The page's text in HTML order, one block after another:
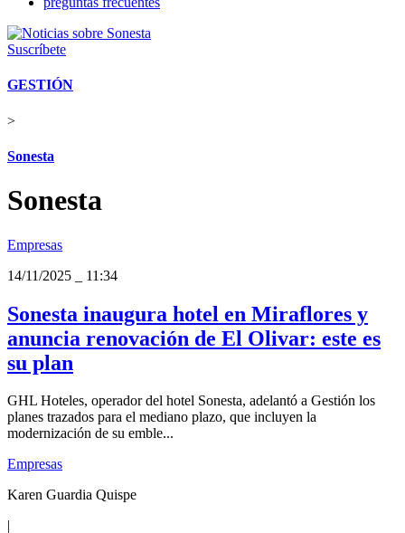
Suscríbete
GESTIÓN
>
Sonesta
Sonesta
Empresas
14/11/2025
11:34
Sonesta inaugura hotel en Miraflores y
anuncia renovación de El Olivar: este es
su plan
GHL Hoteles, operador del hotel Sonesta, adelantó a Gestión los
planes trazados para el mediano plazo, que incluyen la
modernización de su emble...
Empresas
Karen Guardia Quispe